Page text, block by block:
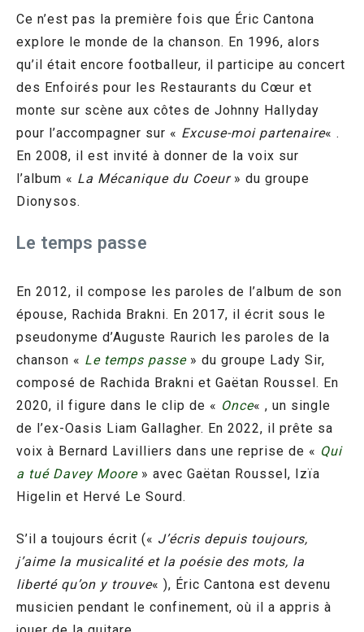
Ce n’est pas la première fois que Éric Cantona
explore le monde de la chanson. En 1996, alors
qu’il était encore footballeur, il participe au concert
des Enfoirés pour les Restaurants du Cœur et
monte sur scène aux côtes de Johnny Hallyday
pour l’accompagner sur « Excuse-moi partenaire« .
En 2008, il est invité à donner de la voix sur
l’album « La Mécanique du Coeur» du groupe
Dionysos.
Le temps passe
En 2012, il compose les paroles de l’album de son
épouse, Rachida Brakni. En 2017, il écrit sous le
pseudonyme d’Auguste Raurich les paroles de la
chanson « Le temps passe» du groupe Lady Sir,
composé de Rachida Brakni et Gaëtan Roussel. En
2020, il figure dans le clip de « Once« , un single
de l’ex-Oasis Liam Gallagher. En 2022, il prête sa
voix à Bernard Lavilliers dans une reprise de « Qui
a tué Davey Moore» avec Gaëtan Roussel, Izïa
Higelin et Hervé Le Sourd.
S’il a toujours écrit (« J’écris depuis toujours,
j’aime la musicalité et la poésie des mots, la
liberté qu’on y trouve« ), Éric Cantona est devenu
musicien pendant le confinement, où il a appris à